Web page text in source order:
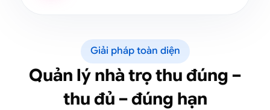
Giải pháp toàn diện
Quản lý nhà trọ thu đúng –
thu đủ – đúng hạn